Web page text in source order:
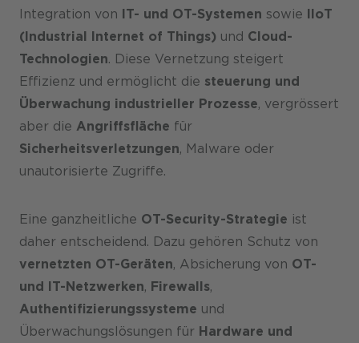
Integration von IT- und OT-Systemen sowie IIoT
(Industrial Internet of Things) und Cloud-
Technologien. Diese Vernetzung steigert
Effizienz und ermöglicht die steuerung und
Überwachung industrieller Prozesse, vergrössert
aber die Angriffsfläche für
Sicherheitsverletzungen, Malware oder
unautorisierte Zugriffe.
Eine ganzheitliche OT-Security-Strategie ist
daher entscheidend. Dazu gehören Schutz von
vernetzten OT-Geräten, Absicherung von OT-
und IT-Netzwerken, Firewalls,
Authentifizierungssysteme und
Überwachungslösungen für Hardware und